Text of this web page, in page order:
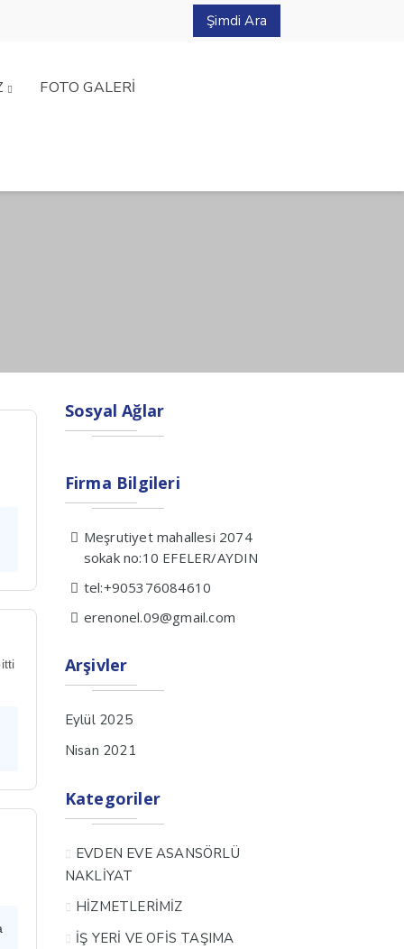
Şimdi Ara
FOTO GALERİ
Sosyal Ağlar
Firma Bilgileri
Meşrutiyet mahallesi 2074
sokak no:10 EFELER/AYDIN
tel:+905376084610
erenonel.09@gmail.com
Arşivler
Eylül 2025
Nisan 2021
Kategoriler
EVDEN EVE ASANSÖRLÜ
NAKLİYAT
HİZMETLERİMİZ
İŞ YERİ VE OFİS TAŞIMA